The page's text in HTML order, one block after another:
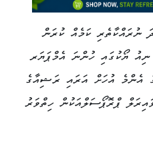
ނުރައްކާތެރި ކަމެއް ކުރަން
ނިއު ޔޯކުގައި ހުންނަ އެމްޕަޔަރ
އެންމެ އުހަށް އަރައި ރަޝިއާގެ
ޕްރޮޕޯސަލްއަކުން ހިތްވަރު